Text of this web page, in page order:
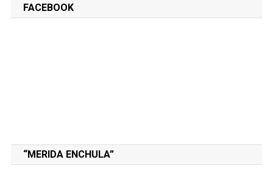
FACEBOOK
“MERIDA ENCHULA”